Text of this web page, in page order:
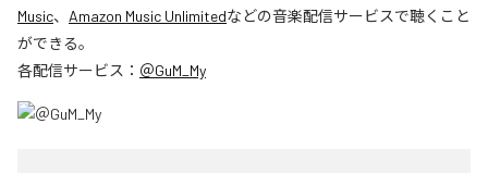
Music、 Amazon Music Unlimitedなどの音楽配信サービスで聴くこと
ができる。
各配信サービス： ＠GuM_My